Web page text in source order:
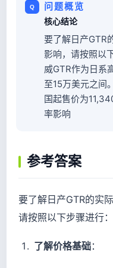
问题概览
核心结论
要了解日产GTR
影响，请按照以
威GTR作为日系
至15万美元之间
国起售价为
率影响
参考答案
要了解日产GTR的实
请按照以下步骤进行：
了解价格基础：